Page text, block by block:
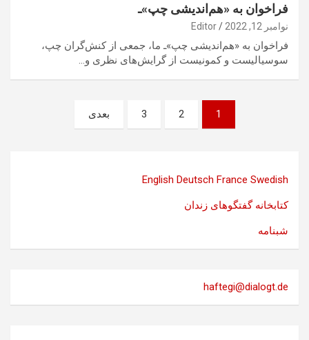
فراخوان به «هم‌اندیشی چپ»ـ
نوامبر 12, 2022 Editor
فراخوان به «هم‌اندیشی چپ»ـ ما، جمعی از کنش‌گران چپ،
سوسیالیست و کمونیست از گرایش‌های نظری و…
1
2
3 بعدی
English Deutsch France Swedish
کتابخانه گفتگوهای زندان
شبنامه
haftegi@dialogt.de